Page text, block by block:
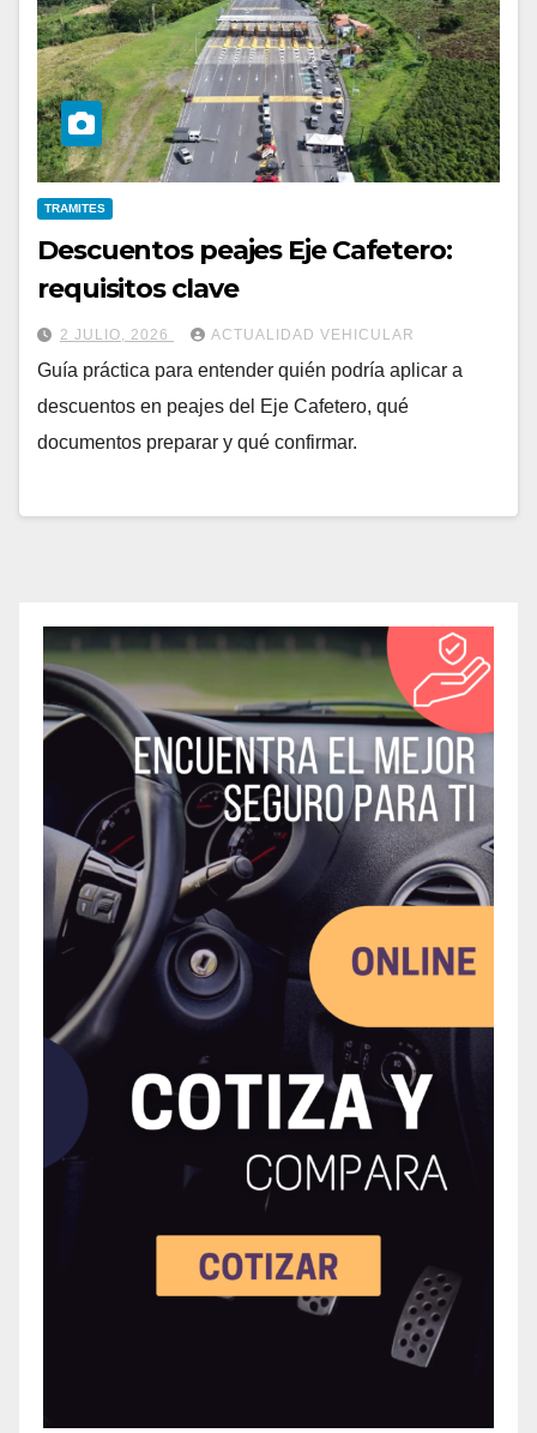
TRAMITES
Descuentos peajes Eje Cafetero:
requisitos clave
2 JULIO, 2026 ACTUALIDAD VEHICULAR
Guía práctica para entender quién podría aplicar a
descuentos en peajes del Eje Cafetero, qué
documentos preparar y qué confirmar.